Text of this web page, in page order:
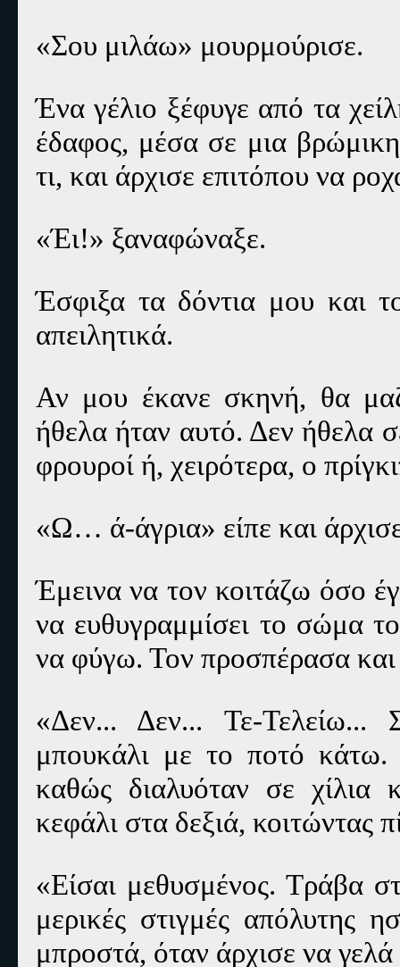
«Σου μιλάω» μουρμούρισε.
Ένα γέλιο ξέφυγε από τα
έδαφος, μέσα σε μια
τι, και άρχισε επιτόπου να
«Έι!» ξαναφώναξε.
Έσφιξα τα δόντια μου και
απειλητικά.
Αν μου έκανε σκηνή, θα
ήθελα ήταν αυτό. Δεν ήθελα
φρουροί ή, χειρότερα, ο
«Ω… ά-άγρια» είπε και
Έμεινα να τον κοιτάζω όσο
να ευθυγραμμίσει το σώμα
να φύγω. Τον προσπέρασα
«Δεν... Δεν... Τε-Τελείω...
μπουκάλι με το ποτό κάτω.
καθώς διαλυόταν σε χίλια
κεφάλι στα δεξιά,
«Είσαι μεθυσμένος. Τράβα
μερικές στιγμές απόλυτης
μπροστά, όταν άρχισε να